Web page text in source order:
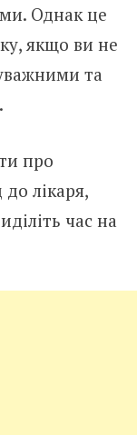
Однак це
якщо ви не
та
про
лікаря,
час на